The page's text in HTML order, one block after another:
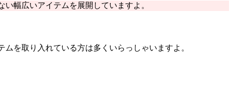
幅広いアイテムを展開していますよ。
を取り入れている方は多くいらっしゃいますよ。